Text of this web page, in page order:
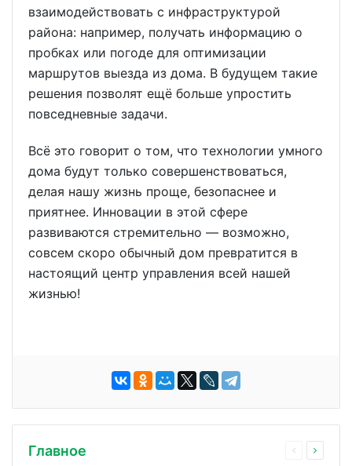
взаимодействовать с инфраструктурой
района: например, получать информацию о
пробках или погоде для оптимизации
маршрутов выезда из дома. В будущем такие
решения позволят ещё больше упростить
повседневные задачи.
Всё это говорит о том, что технологии умного
дома будут только совершенствоваться,
делая нашу жизнь проще, безопаснее и
приятнее. Инновации в этой сфере
развиваются стремительно — возможно,
совсем скоро обычный дом превратится в
настоящий центр управления всей нашей
жизнью!
Главное